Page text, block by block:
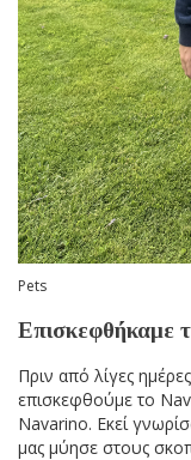
Pets
Επισκεφθήκαμε
Πριν από λίγες
επισκεφθούμε το
Navarino. Εκεί
μας μύησε στους